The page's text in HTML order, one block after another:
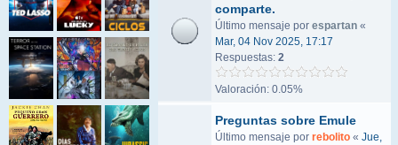
comparte.
Último mensaje por espartan «
Mar, 04 Nov 2025, 17:17
Respuestas: 2
Valoración: 0.05%
Preguntas sobre Emule
Último mensaje por rebolito « Jue,